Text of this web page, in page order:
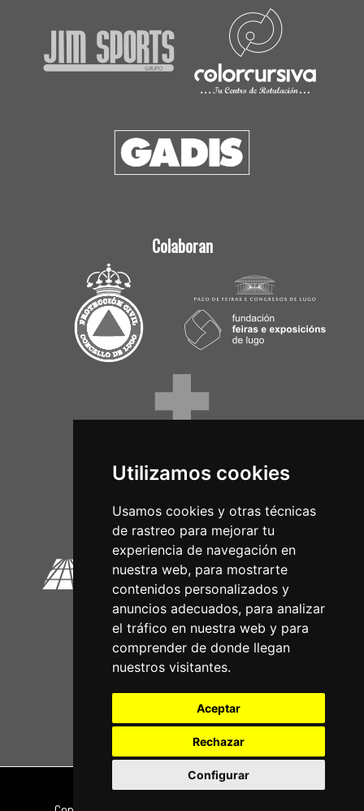
Utilizamos cookies
Usamos cookies y otras técnicas
de rastreo para mejorar tu
experiencia de navegación en
nuestra web, para mostrarte
contenidos personalizados y
anuncios adecuados, para analizar
el tráfico en nuestra web y para
comprender de donde llegan
nuestros visitantes.
Aceptar
Rechazar
Configurar
Colaboran
Circuitos Oficiais
Nota legal|Política de privacidade